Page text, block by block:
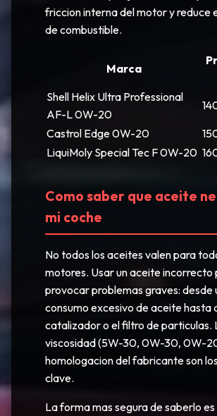
friccion interna del motor y reduce
de combustible.
Marca
Shell Helix Ultra Professional
AF-L 0W-20
Castrol Edge 0W-20
LiquiMoly Special Tec F 0W-20
Como saber que aceite
mi coche
No todos los aceites valen para
motores. Usar un aceite incorrecto
provocar problemas graves: desde
consumo excesivo de aceite hasta
catalizador o el filtro de particulas.
viscosidad (5W-30, 0W-30, 0W-
homologacion del fabricante son
clave.
La forma mas segura de saberlo